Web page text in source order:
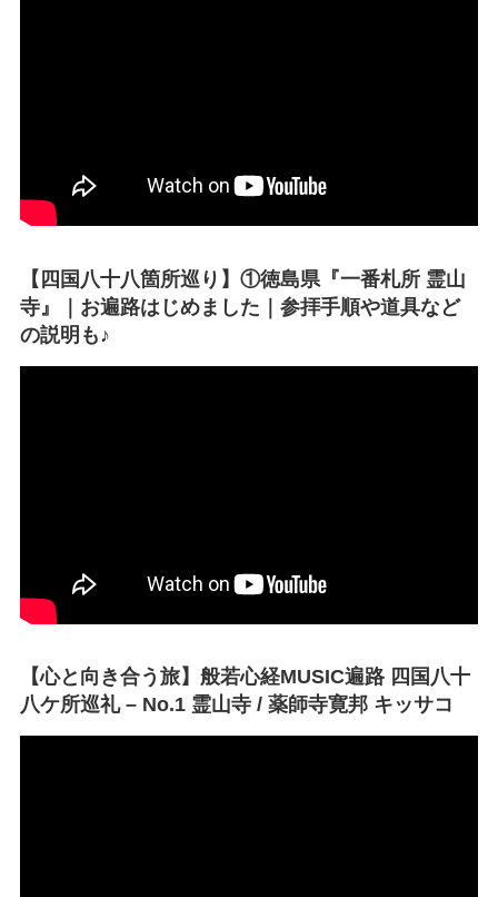
【四国八十八箇所巡り】①徳島県『一番札所 霊山
寺』｜お遍路はじめました｜参拝手順や道具など
の説明も♪
【心と向き合う旅】般若心経MUSIC遍路 四国八十
八ケ所巡礼 – No.1 霊山寺 / 薬師寺寛邦 キッサコ